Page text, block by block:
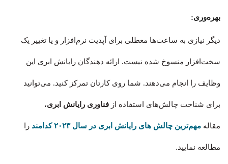
بهره‌وری:
دیگر نیازی به ساعت‌ها معطلی برای آپدیت نرم‌افزار و یا تغییر یک
سخت‌افزار منسوخ شده نیست. ارائه دهندگان رایانش ابری این
وظایف را انجام می‌دهند. شما روی کارتان تمرکز کنید. می‌توانید
برای شناخت چالش‌های استفاده از فناوری رایانش ابری،
مقاله مهم‌ترین چالش‌ های رایانش ابری در سال ۲۰۲۳ کدامند را
مطالعه نمایید.